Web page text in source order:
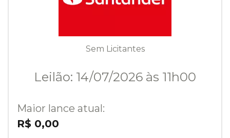
Sem Licitantes
Leilão: 14/07/2026 às 11h00
Maior lance atual:
R$ 0,00